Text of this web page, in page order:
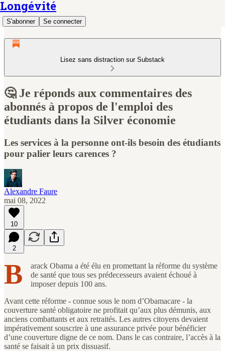
Longévité
S'abonner Se connecter
Lisez sans distraction sur Substack
🤔 Je réponds aux commentaires des
abonnés à propos de l'emploi des
étudiants dans la Silver économie
Les services à la personne ont-ils besoin des étudiants
pour palier leurs carences ?
Alexandre Faure
mai 08, 2022
10
2
B
arack Obama a été élu en promettant la réforme du système
de santé que tous ses prédecesseurs avaient échoué à
imposer depuis 100 ans.
Avant cette réforme - connue sous le nom d’Obamacare - la
couverture santé obligatoire ne profitait qu’aux plus démunis, aux
anciens combattants et aux retraités. Les autres citoyens devaient
impérativement souscrire à une assurance privée pour bénéficier
d’une couverture digne de ce nom. Dans le cas contraire, l’accès à la
santé se faisait à un prix dissuasif.